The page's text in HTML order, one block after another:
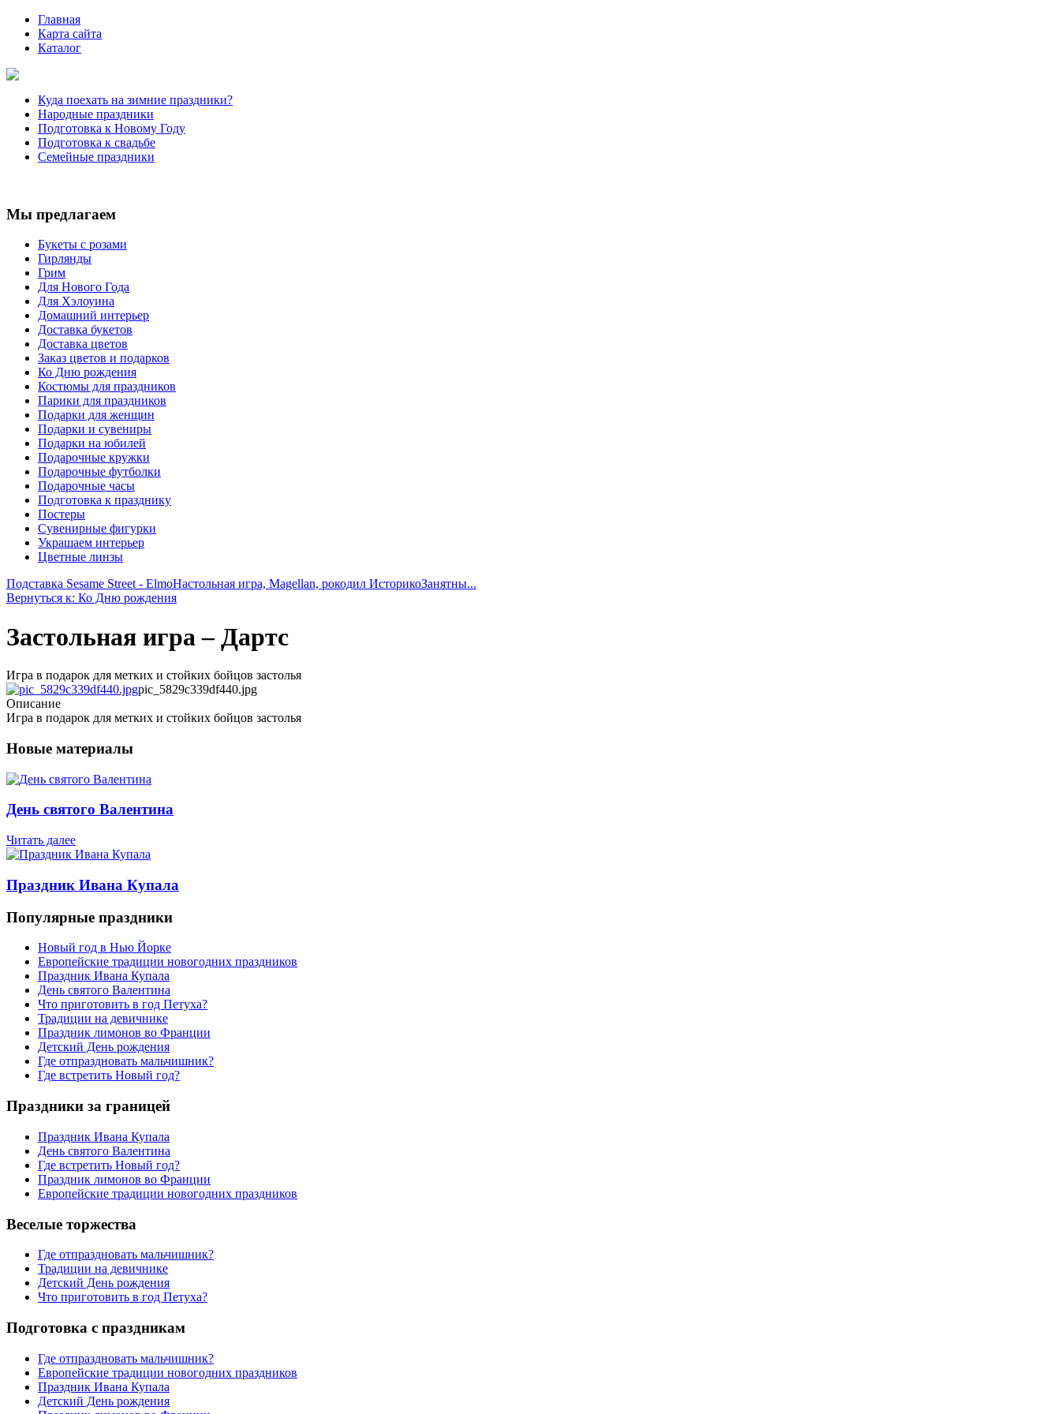
Главная
Карта сайта
Каталог
Куда поехать на зимние праздники?
Народные праздники
Подготовка к Новому Году
Подготовка к свадьбе
Семейные праздники
Мы предлагаем
Букеты с розами
Гирлянды
Грим
Для Нового Года
Для Хэлоуина
Домашний интерьер
Доставка букетов
Доставка цветов
Заказ цветов и подарков
Ко Дню рождения
Костюмы для праздников
Парики для праздников
Подарки для женщин
Подарки и сувениры
Подарки на юбилей
Подарочные кружки
Подарочные футболки
Подарочные часы
Подготовка к празднику
Постеры
Сувенирные фигурки
Украшаем интерьер
Цветные линзы
Подставка Sesame Street - ElmoНастольная игра, Magellan, рокодил ИсторикоЗанятны...
Вернуться к: Ко Дню рождения
Застольная игра – Дартс
Игра в подарок для метких и стойких бойцов застолья
pic_5829c339df440.jpg
Описание
Игра в подарок для метких и стойких бойцов застолья
Новые материалы
День святого Валентина
Читать далее
Праздник Ивана Купала
Популярные праздники
Новый год в Нью Йорке
Европейские традиции новогодних праздников
Праздник Ивана Купала
День святого Валентина
Что приготовить в год Петуха?
Традиции на девичнике
Праздник лимонов во Франции
Детский День рождения
Где отпраздновать мальчишник?
Где встретить Новый год?
Праздники за границей
Праздник Ивана Купала
День святого Валентина
Где встретить Новый год?
Праздник лимонов во Франции
Европейские традиции новогодних праздников
Веселые торжества
Где отпраздновать мальчишник?
Традиции на девичнике
Детский День рождения
Что приготовить в год Петуха?
Подготовка с праздникам
Где отпраздновать мальчишник?
Европейские традиции новогодних праздников
Праздник Ивана Купала
Детский День рождения